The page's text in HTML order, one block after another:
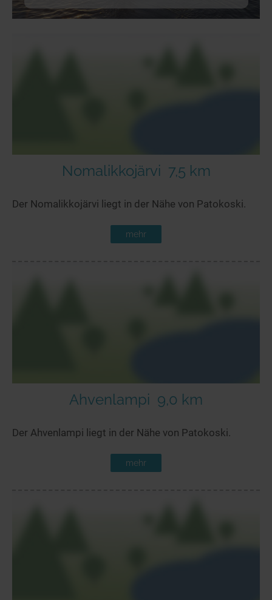
Nomalikkojärvi 7,5 km
Der Nomalikkojärvi liegt in der Nähe von Patokoski.
mehr
Ahvenlampi 9,0 km
Der Ahvenlampi liegt in der Nähe von Patokoski.
mehr